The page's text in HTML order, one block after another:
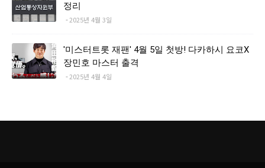
정리
2025년 4월 3일
'미스터트롯 재팬' 4월 5일 첫방! 다카하시 요코X
장민호 마스터 출격
2025년 4월 4일